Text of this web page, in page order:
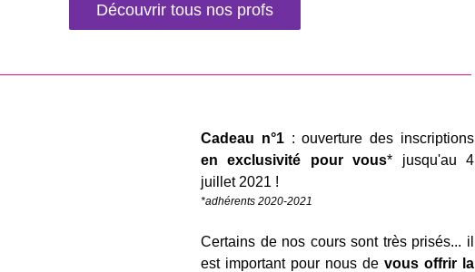
Découvrir tous nos profs
Cadeau n°1
en exclusivité pour vous* jusqu'au 4
juillet 2021 !
*adhérents 2020-2021
Certains de nos cours sont très prisés... il
est important pour nous de vous offrir la